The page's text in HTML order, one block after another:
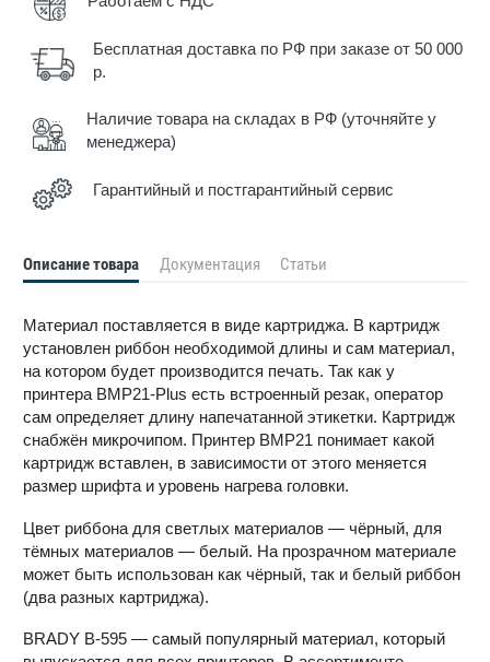
Бесплатная доставка по РФ при заказе от 50 000
р.
Наличие товара на складах в РФ (уточняйте у
менеджера)
Гарантийный и постгарантийный сервис
Описание товара Документация Статьи
Материал поставляется в виде картриджа. В картридж
установлен риббон необходимой длины и сам материал,
на котором будет производится печать. Так как у
принтера BMP21-Plus есть встроенный резак, оператор
сам определяет длину напечатанной этикетки. Картридж
снабжён микрочипом. Принтер BMP21 понимает какой
картридж вставлен, в зависимости от этого меняется
размер шрифта и уровень нагрева головки.
Цвет риббона для светлых материалов — чёрный, для
тёмных материалов — белый. На прозрачном материале
может быть использован как чёрный, так и белый риббон
(два разных картриджа).
BRADY B-595 — самый популярный материал, который